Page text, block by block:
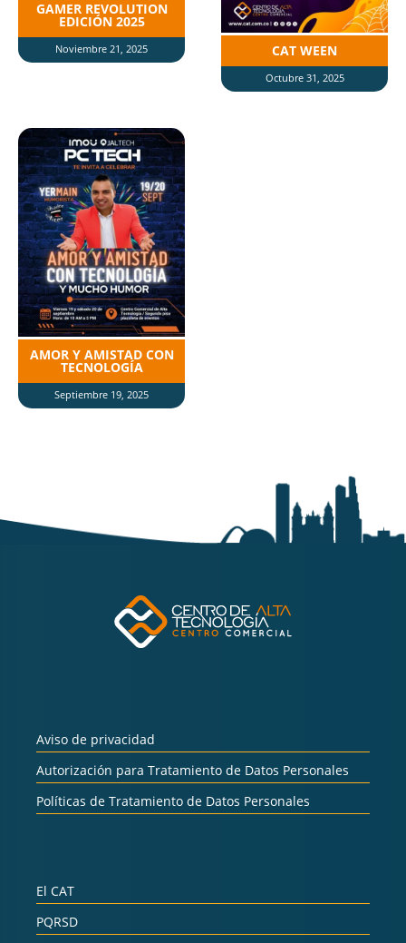
GAMER REVOLUTION
EDICIÓN 2025
Noviembre 21, 2025 CAT WEEN
Octubre 31, 2025
AMOR Y AMISTAD CON
TECNOLOGÍA
Septiembre 19, 2025
Aviso de privacidad
Autorización para Tratamiento de Datos Personales
Políticas de Tratamiento de Datos Personales
El CAT
PQRSD